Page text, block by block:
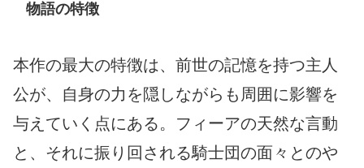
物語の特徴
本作の最大の特徴は、前世の記憶を持つ主人
公が、自身の力を隠しながらも周囲に影響を
与えていく点にある。フィーアの天然な言動
と、それに振り回される騎士団の面々とのや